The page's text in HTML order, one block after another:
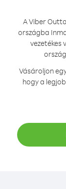
A Viber
országba
vezetékes
Vásároljon
hogy a